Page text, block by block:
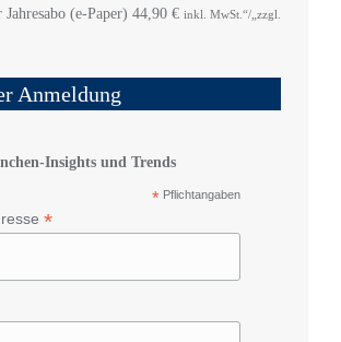
(e-Paper) 44,90 € inkl. MwSt.“/„zzgl.
Anmeldung
Insights und Trends
* Pflichtangaben
*